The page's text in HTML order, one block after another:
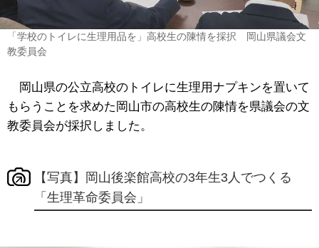
「学校のトイレに生理用品を」高校生の陳情を採択 岡山県議会文
教委員会
岡山県の公立高校のトイレに生理用ナプキンを置いて
もらうことを求めた岡山市の高校生の陳情を県議会の文
教委員会が採択しました。
【写真】岡山後楽館高校の3年生3人でつくる
「生理革命委員会」